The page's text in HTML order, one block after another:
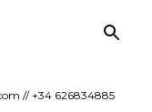
// +34 626834885